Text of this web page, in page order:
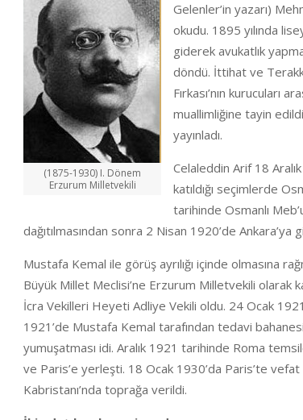
(1875-1930) I. Dönem
Erzurum Milletvekili
Gelenler’in yazarı)
okudu. 1895 yılında
giderek avukatlık
döndü. İttihat ve
Fırkası’nın kurucuları
muallimliğine tayin
yayınladı.
Celaleddin Arif 18
katıldığı seçimlerde
tarihinde Osmanlı
dağıtılmasından sonra 2 Nisan 1920’de Ankara’ya
Mustafa Kemal ile görüş ayrılığı içinde
Büyük Millet Meclisi’ne Erzurum Milletvekili olarak
İcra Vekilleri Heyeti Adliye Vekili oldu. 24 Ocak
1921’de Mustafa Kemal tarafından tedavi
yumuşatması idi. Aralık 1921 tarihinde Roma
ve Paris’e yerleşti. 18 Ocak 1930’da Paris’te
Kabristanı’nda toprağa verildi.